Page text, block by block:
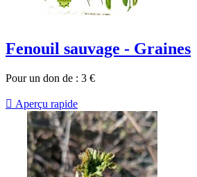
Fenouil sauvage - Graines
Pour un don de : 3 €
 Aperçu rapide